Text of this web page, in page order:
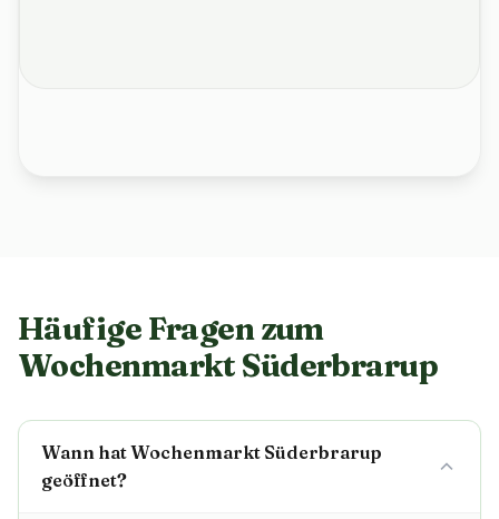
Häufige Fragen zum
Wochenmarkt Süderbrarup
Wann hat Wochenmarkt Süderbrarup
geöffnet?